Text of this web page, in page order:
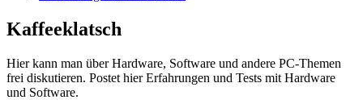
Kaffeeklatsch
Hier kann man über Hardware, Software und andere PC-Themen
frei diskutieren. Postet hier Erfahrungen und Tests mit Hardware
und Software.